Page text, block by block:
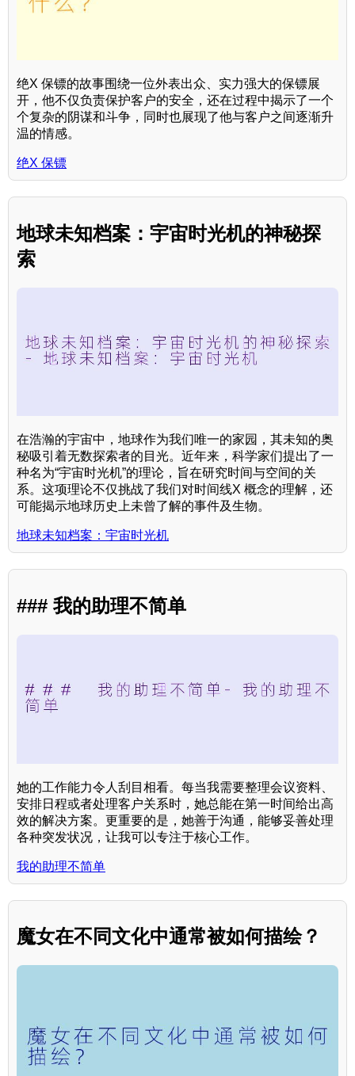
绝X 保镖的故事围绕一位外表出众、实力强大的保镖展
开，他不仅负责保护客户的安全，还在过程中揭示了一个
个复杂的阴谋和斗争，同时也展现了他与客户之间逐渐升
温的情感。
绝X 保镖
地球未知档案：宇宙时光机的神秘探
索
在浩瀚的宇宙中，地球作为我们唯一的家园，其未知的奥
秘吸引着无数探索者的目光。近年来，科学家们提出了一
种名为“宇宙时光机”的理论，旨在研究时间与空间的关
系。这项理论不仅挑战了我们对时间线X 概念的理解，还
可能揭示地球历史上未曾了解的事件及生物。
地球未知档案：宇宙时光机
### 我的助理不简单
她的工作能力令人刮目相看。每当我需要整理会议资料、
安排日程或者处理客户关系时，她总能在第一时间给出高
效的解决方案。更重要的是，她善于沟通，能够妥善处理
各种突发状况，让我可以专注于核心工作。
我的助理不简单
魔女在不同文化中通常被如何描绘？